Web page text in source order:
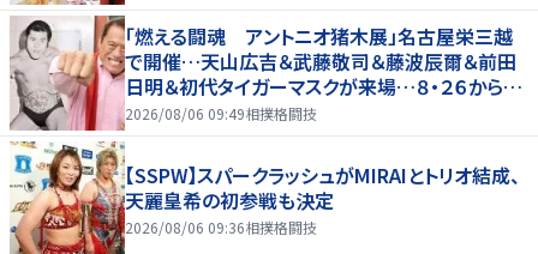
「燃える闘魂 アントニオ猪木展」名古屋栄三越
で開催…天山広吉＆武藤敬司＆藤波辰爾＆前田
日明＆初代タイガーマスクが来場…８・２６から９・
７まで
2026/08/06 09:49相撲格闘技
【SSPW】スパークラッシュがMIRAIとトリオ結成、
天麗皇希の初参戦も決定
2026/08/06 09:36相撲格闘技